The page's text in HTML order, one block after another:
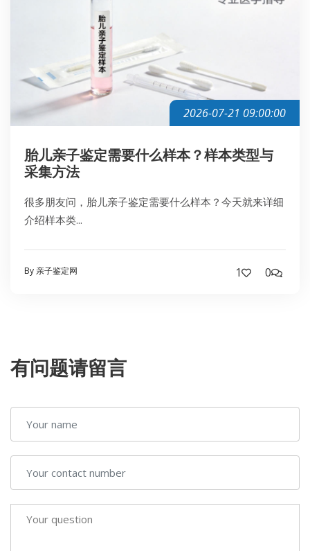
2026-07-21 09:00:00
胎儿亲子鉴定需要什么样本？样本类型与
采集方法
很多朋友问，胎儿亲子鉴定需要什么样本？今天就来详细
介绍样本类...
By 亲子鉴定网 1 0
有问题请留言